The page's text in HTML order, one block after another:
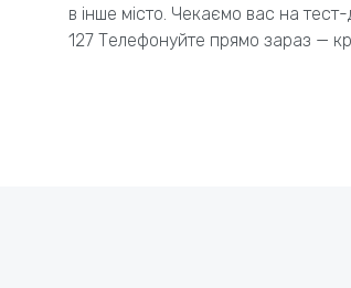
в інше місто. Чекаємо вас на
127 Телефонуйте прямо зараз —